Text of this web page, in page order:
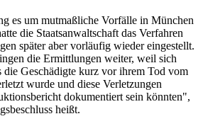
es um mutmaßliche Vorfälle in München
die Staatsanwaltschaft das Verfahren
später aber vorläufig wieder eingestellt.
die Ermittlungen weiter, weil sich
die Geschädigte kurz vor ihrem Tod vom
wurde und diese Verletzungen
dokumentiert sein könnten",
heißt.